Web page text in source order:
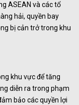
ASEAN và các tổ
hải, quyền bay
bị cản trở trong khu
khu vực để tăng
diễn ra trong phạm
bảo các quyền lợi